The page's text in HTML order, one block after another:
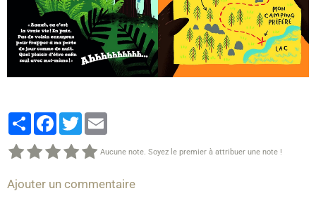
PartagerFacebook
Twitter
Aucune note. Soyez le premier à attribuer une note !
Ajouter un commentaire